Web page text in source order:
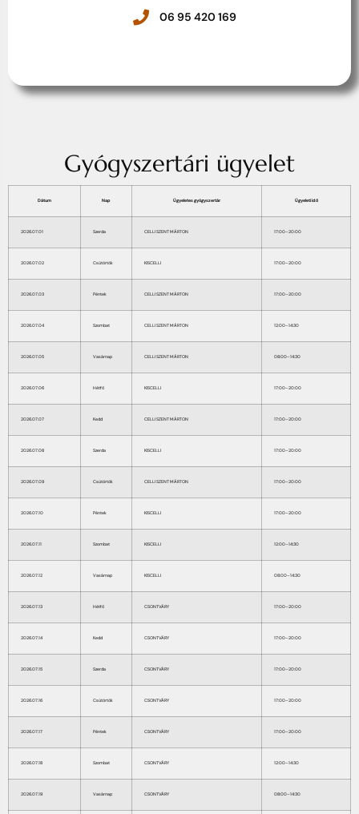
06 95 420 169
Gyógyszertári ügyelet
Dátum Nap Ügyeletes gyógyszertár Ügyeleti idő
2026.07.01 Szerda CELLI SZENT MÁRTON 17:00–20:00
2026.07.02 Csütörtök KISCELLI 17:00–20:00
2026.07.03 Péntek CELLI SZENT MÁRTON 17:00–20:00
2026.07.04 Szombat CELLI SZENT MÁRTON 12:00–14:30
2026.07.05 Vasárnap CELLI SZENT MÁRTON 08:00–14:30
2026.07.06 Hétfő KISCELLI 17:00–20:00
2026.07.07 Kedd CELLI SZENT MÁRTON 17:00–20:00
2026.07.08 Szerda KISCELLI 17:00–20:00
2026.07.09 Csütörtök CELLI SZENT MÁRTON 17:00–20:00
2026.07.10 Péntek KISCELLI 17:00–20:00
2026.07.11 Szombat KISCELLI 12:00–14:30
2026.07.12 Vasárnap KISCELLI 08:00–14:30
2026.07.13 Hétfő CSONTVÁRY 17:00–20:00
2026.07.14 Kedd CSONTVÁRY 17:00–20:00
2026.07.15 Szerda CSONTVÁRY 17:00–20:00
2026.07.16 Csütörtök CSONTVÁRY 17:00–20:00
2026.07.17 Péntek CSONTVÁRY 17:00–20:00
2026.07.18 Szombat CSONTVÁRY 12:00–14:30
2026.07.19 Vasárnap CSONTVÁRY 08:00–14:30